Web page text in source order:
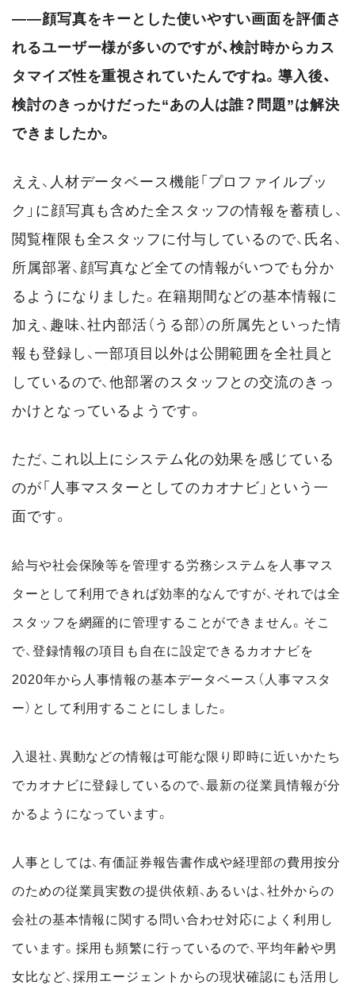
――顔写真をキーとした使いやすい画面を評価さ
れるユーザー様が多いのですが、検討時からカス
タマイズ性を重視されていたんですね。導入後、
検討のきっかけだった“あの人は誰？問題”は解決
できましたか。
ええ、人材データベース機能「プロファイルブッ
ク」に顔写真も含めた全スタッフの情報を蓄積し、
閲覧権限も全スタッフに付与しているので、氏名、
所属部署、顔写真など全ての情報がいつでも分か
るようになりました。在籍期間などの基本情報に
加え、趣味、社内部活（うる部）の所属先といった情
報も登録し、一部項目以外は公開範囲を全社員と
しているので、他部署のスタッフとの交流のきっ
かけとなっているようです。
ただ、これ以上にシステム化の効果を感じている
のが「人事マスターとしてのカオナビ」という一
面です。
給与や社会保険等を管理する労務システムを人事マス
ターとして利用できれば効率的なんですが、それでは全
スタッフを網羅的に管理することができません。そこ
で、登録情報の項目も自在に設定できるカオナビを
2020年から人事情報の基本データベース（人事マスタ
ー）として利用することにしました。
入退社、異動などの情報は可能な限り即時に近いかたち
でカオナビに登録しているので、最新の従業員情報が分
かるようになっています。
人事としては、有価証券報告書作成や経理部の費用按分
のための従業員実数の提供依頼、あるいは、社外からの
会社の基本情報に関する問い合わせ対応によく利用し
ています。採用も頻繁に行っているので、平均年齢や男
女比など、採用エージェントからの現状確認にも活用し